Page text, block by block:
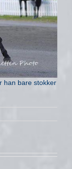
han bare stokker